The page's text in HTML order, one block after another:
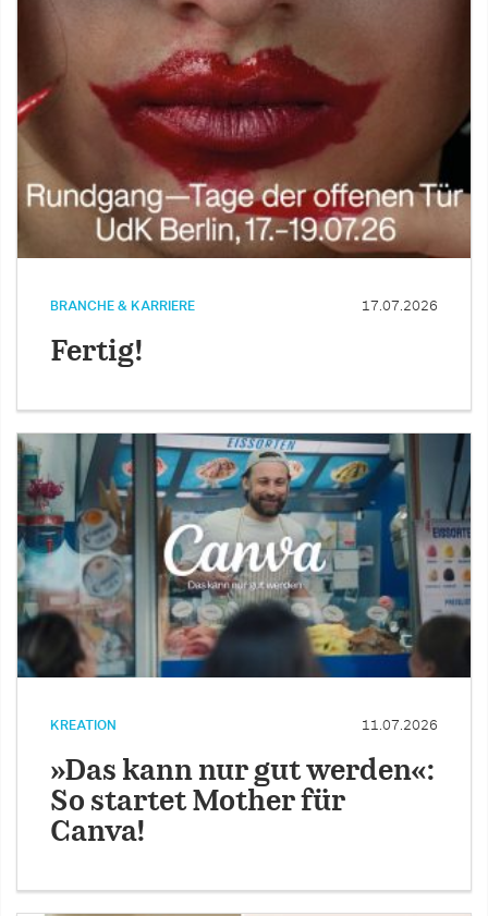
BRANCHE & KARRIERE 17.07.2026
Fertig!
KREATION 11.07.2026
»Das kann nur gut werden«:
So startet Mother für
Canva!